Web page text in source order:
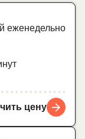
еженедельно
цену